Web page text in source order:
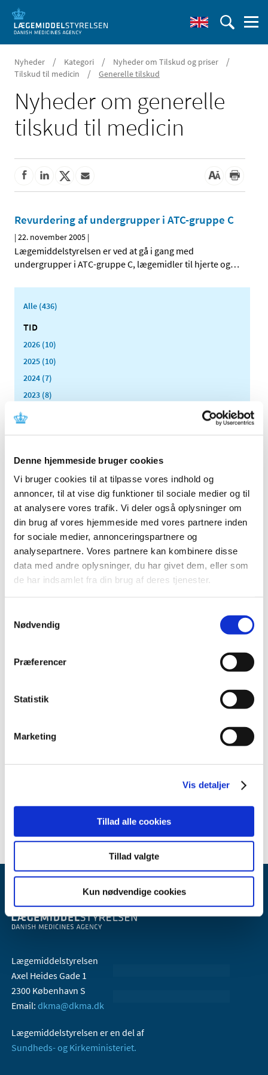
Denne hjemmeside bruger cookies
Vi bruger cookies til at tilpasse vores indhold og
annoncer, til at vise dig funktioner til sociale medier og til
at analysere vores trafik. Vi deler også oplysninger om
din brug af vores hjemmeside med vores partnere inden
for sociale medier, annonceringspartnere og
analysepartnere. Vores partnere kan kombinere disse
data med andre oplysninger, du har givet dem, eller som
de har indsamlet fra din brug af deres tjenester.
Nødvendig
Præferencer
Statistik
Marketing
Vis detaljer
Tillad alle cookies
Tillad valgte
Kun nødvendige cookies
Nyheder / Kategori / Nyheder om Tilskud og priser /
Tilskud til medicin / Generelle tilskud
Nyheder om generelle
tilskud til medicin
Revurdering af undergrupper i ATC-gruppe C
|22. november 2005 |
Lægemiddelstyrelsen er ved at gå i gang med
undergrupper i ATC-gruppe C, lægemidler til hjerte og…
Alle (436)
TID
2026 (10)
2025 (10)
2024 (7)
2023 (8)
2019 (39)
2018 (40)
2017 (31)
2016 (42)
2015 (30)
2014 (44)
2013 (44)
2012 (41)
2011 (13)
2009 (13)
2007 (3)
2005 (2)
Relateret indhold
Lægemiddelstyrelsen
Axel Heides Gade 1
2300 København S
Email: dkma@dkma.dk
Lægemiddelstyrelsen er en del af
Sundheds- og Kirkeministeriet.